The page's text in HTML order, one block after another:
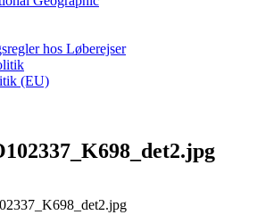
hos Løberejser
(EU)